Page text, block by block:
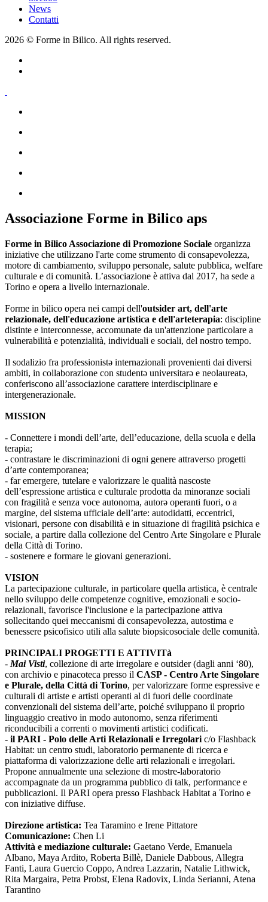
News
Contatti
2026 © Forme in Bilico. All rights reserved.
Associazione Forme in Bilico aps
Forme in Bilico Associazione di Promozione Sociale organizza
iniziative che utilizzano l'arte come strumento di consapevolezza,
motore di cambiamento, sviluppo personale, salute pubblica, welfare
culturale e di comunità. L’associazione è attiva dal 2017, ha sede a
Torino e opera a livello internazionale.
Forme in bilico opera nei campi dell'outsider art, dell'arte
relazionale, dell'educazione artistica e dell'arteterapia: discipline
distinte e interconnesse, accomunate da un'attenzione particolare a
vulnerabilità e potenzialità, individuali e sociali, del nostro tempo.
Il sodalizio fra professionistə internazionali provenienti dai diversi
ambiti, in collaborazione con studentə universitarə e neolaureatə,
conferiscono all’associazione carattere interdisciplinare e
intergenerazionale.
MISSION
- Connettere i mondi dell’arte, dell’educazione, della scuola e della
terapia;
- contrastare le discriminazioni di ogni genere attraverso progetti
d’arte contemporanea;
- far emergere, tutelare e valorizzare le qualità nascoste
dell’espressione artistica e culturale prodotta da minoranze sociali
con fragilità e senza voce autonoma, autorə operanti fuori, o a
margine, del sistema ufficiale dell’arte: autodidatti, eccentrici,
visionari, persone con disabilità e in situazione di fragilità psichica e
sociale, a partire dalla collezione del Centro Arte Singolare e Plurale
della Città di Torino.
- sostenere e formare le giovani generazioni.
VISION
La partecipazione culturale, in particolare quella artistica, è centrale
nello sviluppo delle competenze cognitive, emozionali e socio-
relazionali, favorisce l'inclusione e la partecipazione attiva
sollecitando quei meccanismi di consapevolezza, autostima e
benessere psicofisico utili alla salute biopsicosociale delle comunità.
PRINCIPALI PROGETTI E ATTIVITà
- Mai Visti, collezione di arte irregolare e outsider (dagli anni ‘80),
con archivio e pinacoteca presso il CASP - Centro Arte Singolare
e Plurale, della Città di Torino, per valorizzare forme espressive e
culturali di artiste e artisti operanti al di fuori delle coordinate
convenzionali del sistema dell’arte, poiché sviluppano il proprio
linguaggio creativo in modo autonomo, senza riferimenti
riconducibili a correnti o movimenti artistici codificati.
- il PARI - Polo delle Arti Relazionali e Irregolari c/o Flashback
Habitat: un centro studi, laboratorio permanente di ricerca e
piattaforma di valorizzazione delle arti relazionali e irregolari.
Propone annualmente una selezione di mostre-laboratorio
accompagnate da un programma pubblico di talk, performance e
pubblicazioni. Il PARI opera presso Flashback Habitat a Torino e
con iniziative diffuse.
Direzione artistica: Tea Taramino e Irene Pittatore
Comunicazione: Chen Li
Attività e mediazione culturale: Gaetano Verde, Emanuela
Albano, Maya Ardito, Roberta Billè, Daniele Dabbous, Allegra
Fanti, Laura Guercio Coppo, Andrea Lazzarin, Natalie Lithwick,
Rita Margaira, Petra Probst, Elena Radovix, Linda Serianni, Atena
Tarantino